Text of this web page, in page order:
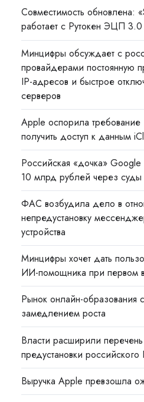
Совместимость обновлена:
работает с Рутокен ЭЦП 3.0
Минцифры обсуждает с
провайдерами постоянную
IP-адресов и быстрое
серверов
Apple оспорила
получить доступ к данным
Российская «дочка» Google
10 млрд рублей через суды
ФАС возбудила дело в
непредустановку
устройства
Минцифры хочет дать
ИИ-помощника при первом
Рынок онлайн-образования
замедлением роста
Власти расширили
предустановки
Выручка Apple превзошла